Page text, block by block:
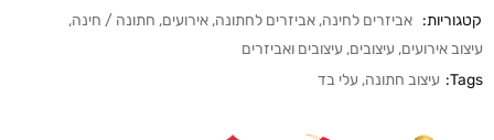
קטגוריות: אביזרים לחינה, אביזרים לחתונה, אירועים, חתונה / חינה,
עיצוב אירועים, עיצובים, עיצובים ואביזרים
Tags: עיצוב חתונה, עלי בד